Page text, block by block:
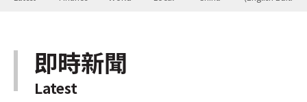
即時新聞
Latest